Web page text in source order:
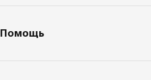
Помощь